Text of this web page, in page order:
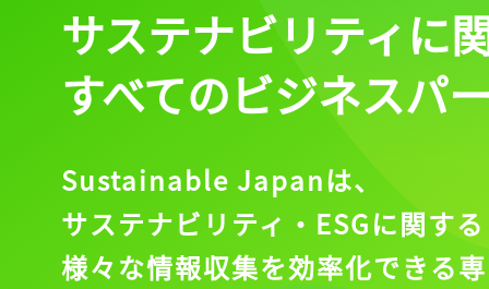
サステナビリティに
すべてのビジネスパ
Sustainable Japanは、
サステナビリティ・ESGに関する
様々な情報収集を効率化できる